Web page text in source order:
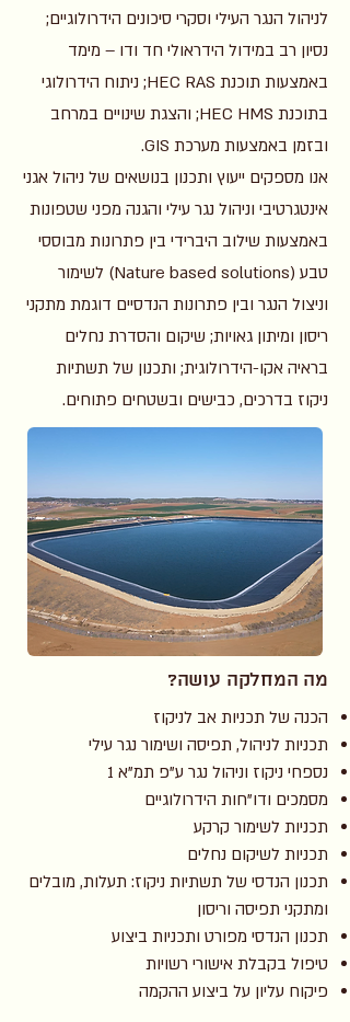
לניהול הנגר העילי וסקרי סיכונים הידרולוגיים;
נסיון רב במידול הידראולי חד ודו – מימד
באמצעות תוכנת HEC RAS; ניתוח הידרולוגי
בתוכנת HEC HMS; והצגת שינויים במרחב
ובזמן באמצעות מערכת GIS.
אנו מספקים ייעוץ ותכנון בנושאים של ניהול אגני
אינטגרטיבי וניהול נגר עילי והגנה מפני שטפונות
באמצעות שילוב היברידי בין פתרונות מבוססי
טבע (Nature based solutions) לשימור
וניצול הנגר ובין פתרונות הנדסיים דוגמת מתקני
ריסון ומיתון גאויות; שיקום והסדרת נחלים
בראיה אקו-הידרולוגית; ותכנון של תשתיות
ניקוז בדרכים, כבישים ובשטחים פתוחים.
מה המחלקה עושה?
הכנה של תכניות אב לניקוז
תכניות לניהול, תפיסה ושימור נגר עילי
נספחי ניקוז וניהול נגר ע"פ תמ"א 1
מסמכים ודו"חות הידרולוגיים
תכניות לשימור קרקע
תכניות לשיקום נחלים
תכנון הנדסי של תשתיות ניקוז: תעלות, מובלים
ומתקני תפיסה וריסון
תכנון הנדסי מפורט ותכניות ביצוע
טיפול בקבלת אישורי רשויות
פיקוח עליון על ביצוע ההקמה